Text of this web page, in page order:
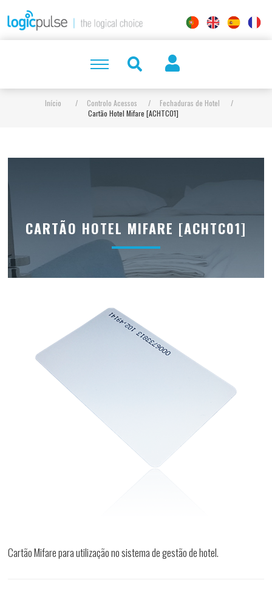
Início / Controlo Acessos / Fechaduras de Hotel
/
Cartão Hotel Mifare [ACHTC01]
CARTÃO HOTEL MIFARE [ACHTC01]
Cartão Mifare para utilização no sistema de gestão de hotel.